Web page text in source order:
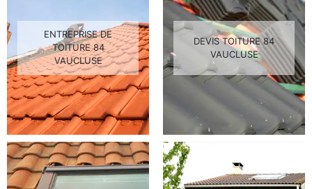
ENTREPRISE DE
TOITURE 84
VAUCLUSE
DEVIS TOITURE 84
VAUCLUSE